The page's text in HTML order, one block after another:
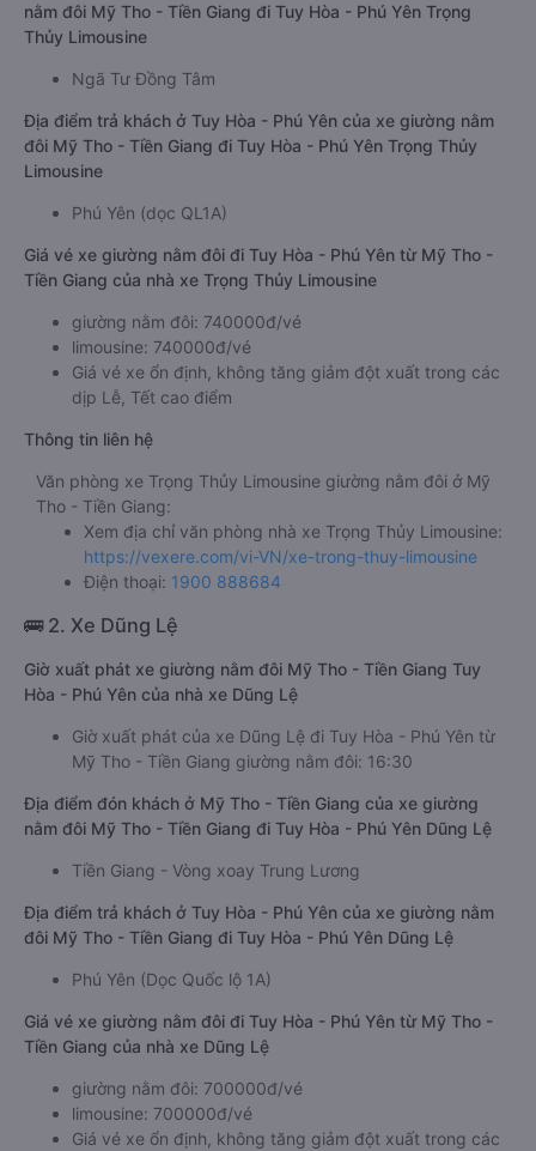
nằm đôi Mỹ Tho - Tiền Giang đi Tuy Hòa - Phú Yên Trọng
Thủy Limousine
Ngã Tư Đồng Tâm
Địa điểm trả khách ở Tuy Hòa - Phú Yên của xe giường nằm
đôi Mỹ Tho - Tiền Giang đi Tuy Hòa - Phú Yên Trọng Thủy
Limousine
Phú Yên (dọc QL1A)
Giá vé xe giường nằm đôi đi Tuy Hòa - Phú Yên từ Mỹ Tho -
Tiền Giang của nhà xe Trọng Thủy Limousine
giường nằm đôi: 740000đ/vé
limousine: 740000đ/vé
Giá vé xe ổn định, không tăng giảm đột xuất trong các
dịp Lễ, Tết cao điểm
Thông tin liên hệ
Văn phòng xe Trọng Thủy Limousine giường nằm đôi ở Mỹ
Tho - Tiền Giang:
Xem địa chỉ văn phòng nhà xe Trọng Thủy Limousine:
https://vexere.com/vi-VN/xe-trong-thuy-limousine
Điện thoại: 1900 888684
🚌 2. Xe Dũng Lệ
Giờ xuất phát xe giường nằm đôi Mỹ Tho - Tiền Giang Tuy
Hòa - Phú Yên của nhà xe Dũng Lệ
Giờ xuất phát của xe Dũng Lệ đi Tuy Hòa - Phú Yên từ
Mỹ Tho - Tiền Giang giường nằm đôi: 16:30
Địa điểm đón khách ở Mỹ Tho - Tiền Giang của xe giường
nằm đôi Mỹ Tho - Tiền Giang đi Tuy Hòa - Phú Yên Dũng Lệ
Tiền Giang - Vòng xoay Trung Lương
Địa điểm trả khách ở Tuy Hòa - Phú Yên của xe giường nằm
đôi Mỹ Tho - Tiền Giang đi Tuy Hòa - Phú Yên Dũng Lệ
Phú Yên (Dọc Quốc lộ 1A)
Giá vé xe giường nằm đôi đi Tuy Hòa - Phú Yên từ Mỹ Tho -
Tiền Giang của nhà xe Dũng Lệ
giường nằm đôi: 700000đ/vé
limousine: 700000đ/vé
Giá vé xe ổn định, không tăng giảm đột xuất trong các